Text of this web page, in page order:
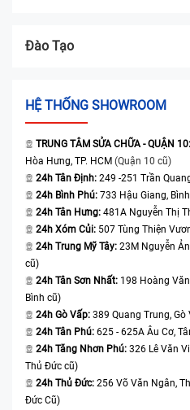
Đào Tạo
HỆ THỐNG SHOWROOM
TRUNG TÂM SỬA CHỮA - QUẬN 10:
Hòa Hưng, TP. HCM (Quận 10 cũ)
24h Tân Định: 249 -251 Trần
24h Bình Phú: 733 Hậu Giang,
24h Tân Hưng: 481A Nguyễn Thị
24h Xóm Củi: 507 Tùng Thiện
24h Trung Mỹ Tây: 23M Nguyễn
cũ)
24h Tân Sơn Nhất: 198 Hoàng
Bình cũ)
24h Gò Vấp: 389 Quang Trung, Gò
24h Tân Phú: 625 - 625A Âu Cơ,
24h Tăng Nhơn Phú: 326 Lê Văn
Thủ Đức cũ)
24h Thủ Đức: 256 Võ Văn Ngân,
Đức Cũ)